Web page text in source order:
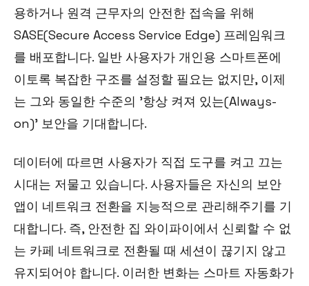
용하거나 원격 근무자의 안전한 접속을 위해
SASE(Secure Access Service Edge) 프레임워크
를 배포합니다. 일반 사용자가 개인용 스마트폰에
이토록 복잡한 구조를 설정할 필요는 없지만, 이제
는 그와 동일한 수준의 '항상 켜져 있는(Always-
on)' 보안을 기대합니다.
데이터에 따르면 사용자가 직접 도구를 켜고 끄는
시대는 저물고 있습니다. 사용자들은 자신의 보안
앱이 네트워크 전환을 지능적으로 관리해주기를 기
대합니다. 즉, 안전한 집 와이파이에서 신뢰할 수 없
는 카페 네트워크로 전환될 때 세션이 끊기지 않고
유지되어야 합니다. 이러한 변화는 스마트 자동화가